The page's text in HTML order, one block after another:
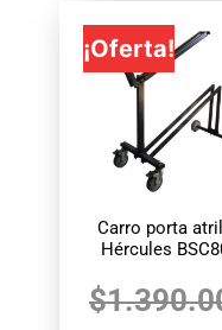
¡Oferta!
Carro porta
Hércules
$